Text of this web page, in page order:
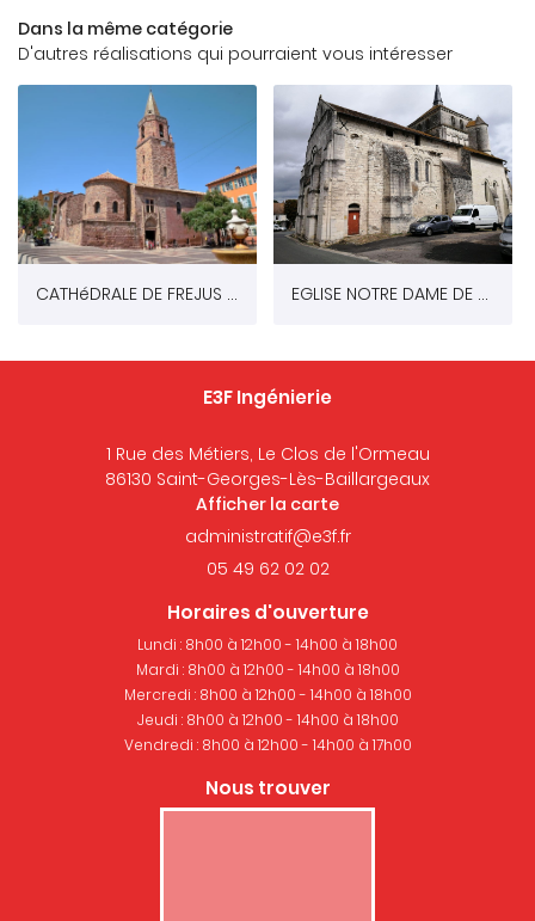
FONT CONFIANCE
Dans la même catégorie
D'autres réalisations qui pourraient vous intéresser
CATHéDRALE DE FREJUS (83) EGLISE NOTRE DAME DE COUSSAY-LES-BOIS (86)
E3F Ingénierie
1 Rue des Métiers, Le Clos de l'Ormeau
86130 Saint-Georges-Lès-Baillargeaux
Afficher la carte
05 49 62 02 02
Horaires d'ouverture
Lundi : 8h00 à 12h00 - 14h00 à 18h00
Mardi : 8h00 à 12h00 - 14h00 à 18h00
Mercredi : 8h00 à 12h00 - 14h00 à 18h00
Jeudi : 8h00 à 12h00 - 14h00 à 18h00
Vendredi : 8h00 à 12h00 - 14h00 à 17h00
Nous trouver